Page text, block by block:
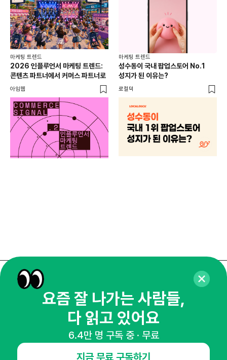
마케팅 트렌드
2026 인플루언서 마케팅 트렌드:
콘텐츠 파트너에서 커머스 파트너로
아임웹
마케팅 트렌드
성수동이 국내 팝업스토어 No.1
성지가 된 이유는?
로컬덕
매주 화요일 아침,
마케팅 감각을 깨워 드릴게요!
65,043명의 마케터를 성장시키는 뉴스레터
요즘 잘 나가는 사람들,
다 읽고 있어요
6.4만 명 구독 중 · 무료
지금 무료 구독하기